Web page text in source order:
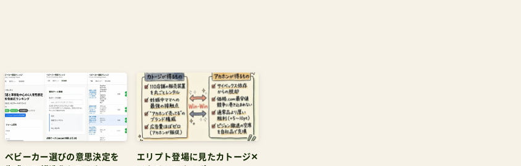
ベビーカー選びの意思決定を
生成AIで構造化してみた
エリプト登場に見たカトージ✕
アカチャンホンポ
✕Joie（Wonderland）の取引